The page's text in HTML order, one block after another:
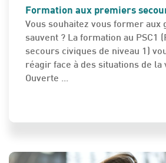
Formation aux premiers
Vous souhaitez vous former aux
sauvent ? La formation au PSC1
secours civiques de niveau 1)
réagir face à des situations de la
Ouverte ...